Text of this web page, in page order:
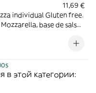
11,69 €
individual Gluten free.
base de salsa
в этой категории: